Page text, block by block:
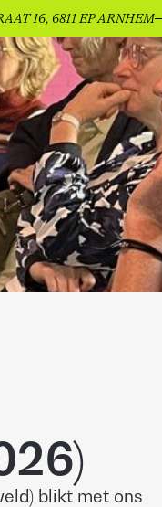
16, 6811 EP ARNHEM
blikt met ons